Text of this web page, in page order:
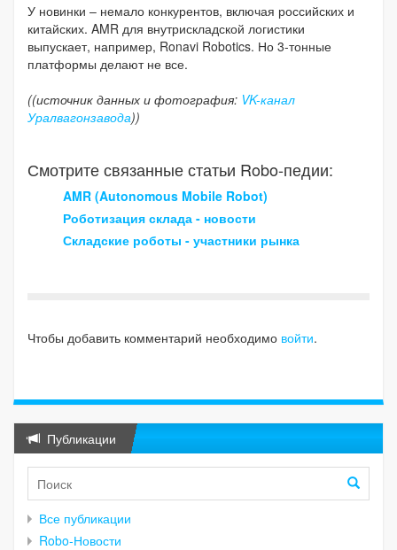
У новинки – немало конкурентов, включая российских и
китайских. AMR для внутрискладской логистики
выпускает, например, Ronavi Robotics. Но 3-тонные
платформы делают не все.
((источник данных и фотография: VK-канал
Уралвагонзавода))
Смотрите связанные статьи Robo-педии:
AMR (Autonomous Mobile Robot)
Роботизация склада - новости
Складские роботы - участники рынка
Чтобы добавить комментарий необходимо войти.
Публикации
Все публикации
Robo-Новости